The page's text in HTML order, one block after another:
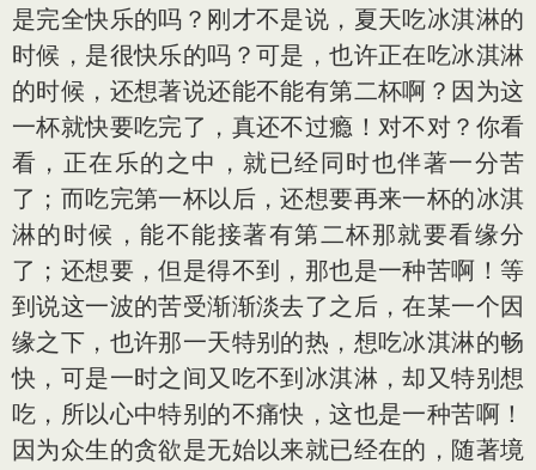
是完全快乐的吗？刚才不是说，夏天吃冰淇淋的
时候，是很快乐的吗？可是，也许正在吃冰淇淋
的时候，还想著说还能不能有第二杯啊？因为这
一杯就快要吃完了，真还不过瘾！对不对？你看
看，正在乐的之中，就已经同时也伴著一分苦
了；而吃完第一杯以后，还想要再来一杯的冰淇
淋的时候，能不能接著有第二杯那就要看缘分
了；还想要，但是得不到，那也是一种苦啊！等
到说这一波的苦受渐渐淡去了之后，在某一个因
缘之下，也许那一天特别的热，想吃冰淇淋的畅
快，可是一时之间又吃不到冰淇淋，却又特别想
吃，所以心中特别的不痛快，这也是一种苦啊！
因为众生的贪欲是无始以来就已经在的，随著境